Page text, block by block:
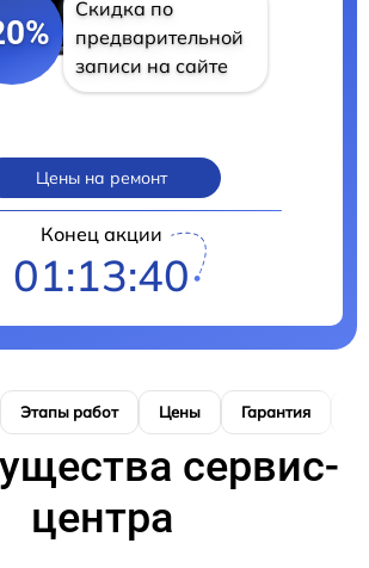
Скидка по
предварительной
записи на сайте
Цены на ремонт
Конец акции
01:13:39
Этапы работ Цены Гарантия
сервис-
центра